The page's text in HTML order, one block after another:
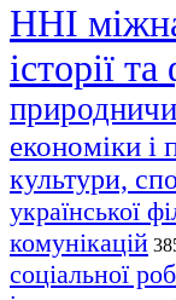
ННІ
історії
економіки і
культури,
української
комунікацій
соціальної